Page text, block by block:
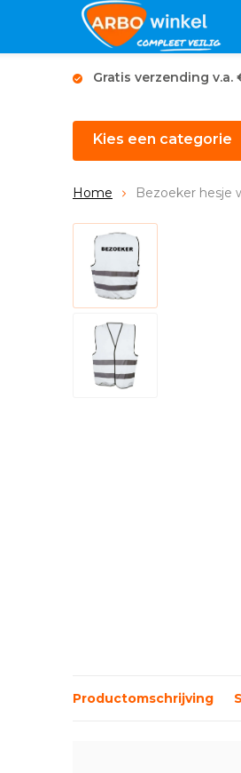
Gratis verzending v.a.
Kies een categorie
Home Bezoeker hesje
Productomschrijving